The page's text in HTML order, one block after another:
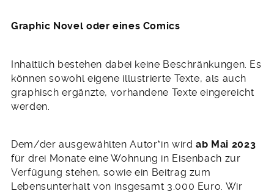
Graphic Novel oder eines Comics
Inhaltlich bestehen dabei keine Beschränkungen. Es
können sowohl eigene illustrierte Texte, als auch
graphisch ergänzte, vorhandene Texte eingereicht
werden.
Dem/der ausgewählten Autor*in wirdab Mai 2023
für drei Monate eine Wohnung in Eisenbach zur
Verfügung stehen, sowie ein Beitrag zum
Lebensunterhalt von insgesamt 3.000 Euro. Wir